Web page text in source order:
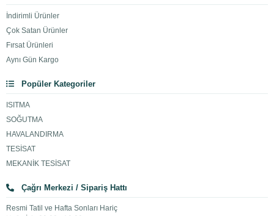
İndirimli Ürünler
Çok Satan Ürünler
Fırsat Ürünleri
Aynı Gün Kargo
Popüler Kategoriler
ISITMA
SOĞUTMA
HAVALANDIRMA
TESİSAT
MEKANİK TESİSAT
Çağrı Merkezi / Sipariş Hattı
Resmi Tatil ve Hafta Sonları Hariç